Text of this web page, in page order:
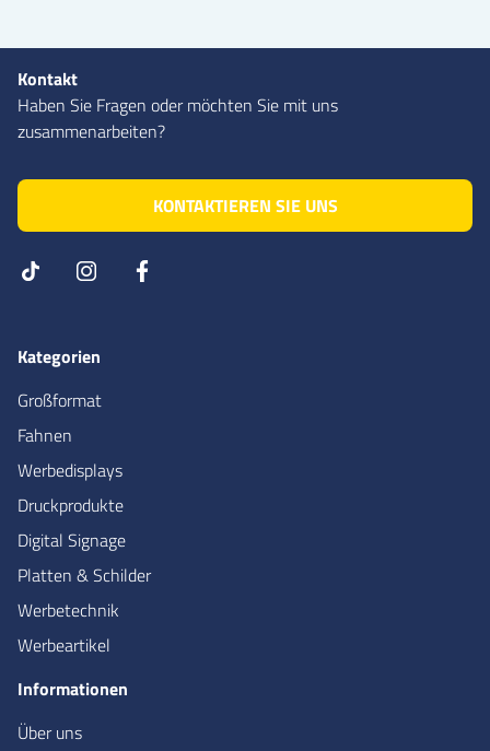
Kontakt
Haben Sie Fragen oder möchten Sie mit uns
zusammenarbeiten?
KONTAKTIEREN SIE UNS
Kategorien
Großformat
Fahnen
Werbedisplays
Druckprodukte
Digital Signage
Platten & Schilder
Werbetechnik
Werbeartikel
Informationen
Über uns